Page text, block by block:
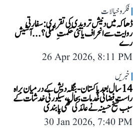
فکر و خیالات
ڈھاکہ میں دنیش ترویدی کی تقرری: سفارتی
روایت سے انحراف یا نئی حکمتِ عملی؟...آشیش
رے
26 Apr 2026, 8:11 PM
خبریں
14 سال بعد پاکستان-بنگلہ دیش کے درمیان براہ
راست فضائی خدمات بحال، سیکورٹی خدشات کے
سبب شیخ حسینہ نے عائد کی تھی پابندی
30 Jan 2026, 7:40 PM